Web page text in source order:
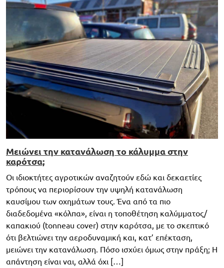
Μειώνει την κατανάλωση το κάλυμμα στην
καρότσα;
Οι ιδιοκτήτες αγροτικών αναζητούν εδώ και δεκαετίες
τρόπους να περιορίσουν την υψηλή κατανάλωση
καυσίμου των οχημάτων τους. Ένα από τα πιο
διαδεδομένα «κόλπα», είναι η τοποθέτηση καλύμματος/
καπακιού (tonneau cover) στην καρότσα, με το σκεπτικό
ότι βελτιώνει την αεροδυναμική και, κατ’ επέκταση,
μειώνει την κατανάλωση. Πόσο ισχύει όμως στην πράξη; Η
απάντηση είναι ναι, αλλά όχι […]